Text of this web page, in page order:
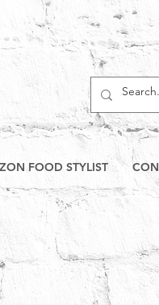
FOOD STYLIST